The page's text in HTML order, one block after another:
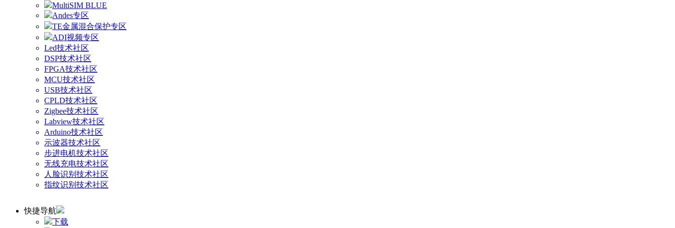
MultiSIM BLUE
Andes专区
TE金属混合保护专区
ADI视频专区
Led技术社区
DSP技术社区
FPGA技术社区
MCU技术社区
USB技术社区
CPLD技术社区
Zigbee技术社区
Labview技术社区
Arduino技术社区
示波器技术社区
步进电机技术社区
无线充电技术社区
人脸识别技术社区
指纹识别技术社区
快捷导航
下载